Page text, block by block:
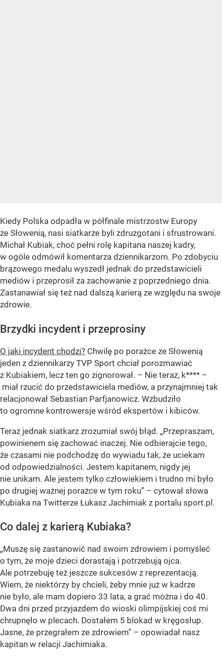
Kiedy Polska odpadła w półfinale mistrzostw Europy
ze Słowenią, nasi siatkarze byli zdruzgotani i sfrustrowani.
Michał Kubiak, choć pełni rolę kapitana naszej kadry,
w ogóle odmówił komentarza dziennikarzom. Po zdobyciu
brązowego medalu wyszedł jednak do przedstawicieli
mediów i przeprosił za zachowanie z poprzedniego dnia.
Zastanawiał się też nad dalszą karierą ze względu na swoje
zdrowie.
Brzydki incydent i przeprosiny
O jaki incydent chodzi? Chwilę po porażce ze Słowenią
jeden z dziennikarzy TVP Sport chciał porozmawiać
z Kubiakiem, lecz ten go zignorował. – Nie teraz, k**** –
miał rzucić do przedstawiciela mediów, a przynajmniej tak
relacjonował Sebastian Parfjanowicz. Wzbudziło
to ogromne kontrowersje wśród ekspertów i kibiców.
Teraz jednak siatkarz zrozumiał swój błąd. „Przepraszam,
powinienem się zachować inaczej. Nie odbierajcie tego,
że czasami nie podchodzę do wywiadu tak, że uciekam
od odpowiedzialności. Jestem kapitanem, nigdy jej
nie unikam. Ale jestem tylko człowiekiem i trudno mi było
po drugiej ważnej porażce w tym roku” – cytował słowa
Kubiaka na Twitterze Łukasz Jachimiak z portalu sport.pl.
Co dalej z karierą Kubiaka?
„Muszę się zastanowić nad swoim zdrowiem i pomyśleć
o tym, że moje dzieci dorastają i potrzebują ojca.
Ale potrzebuję też jeszcze sukcesów z reprezentacją.
Wiem, że niektórzy by chcieli, żeby mnie już w kadrze
nie było, ale mam dopiero 33 lata, a grać można i do 40.
Dwa dni przed przyjazdem do wioski olimpijskiej coś mi
chrupnęło w plecach. Dostałem 5 blokad w kręgosłup.
Jasne, że przegrałem ze zdrowiem” – opowiadał nasz
kapitan w relacji Jachimiaka.